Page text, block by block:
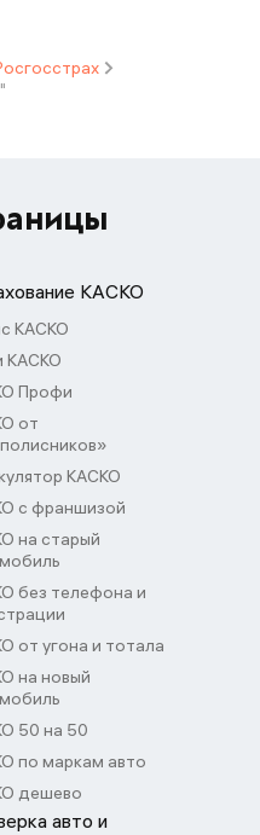
КАСКО
КАСКО
КАСКО
Профи
от
КАСКО
с франшизой
на старый
без телефона и
от угона и тотала
на новый
50 на 50
по маркам авто
дешево
авто и